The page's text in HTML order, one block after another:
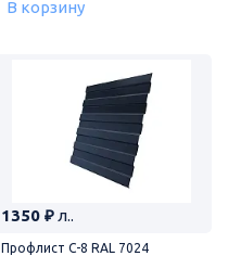
В корзину
1350 ₽ л..
Профлист С-8 RAL 7024